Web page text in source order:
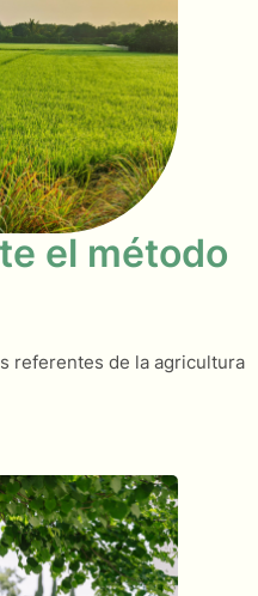
el método
referentes de la agricultura